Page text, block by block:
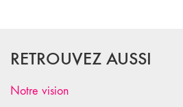
RETROUVEZ AUSSI
Notre vision